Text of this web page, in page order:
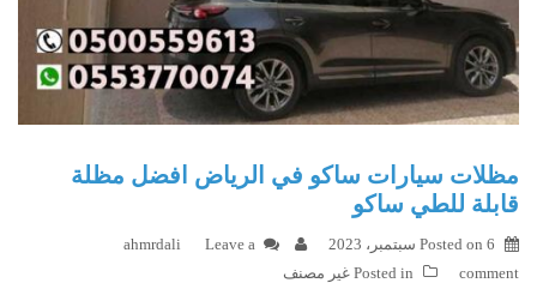
مظلات سيارات ساكو في الرياض افضل مظلة
قابلة للطي ساكو
Posted on 6 سبتمبر، 2023 ahmrdali
Leave a
comment
Posted in غير مصنف